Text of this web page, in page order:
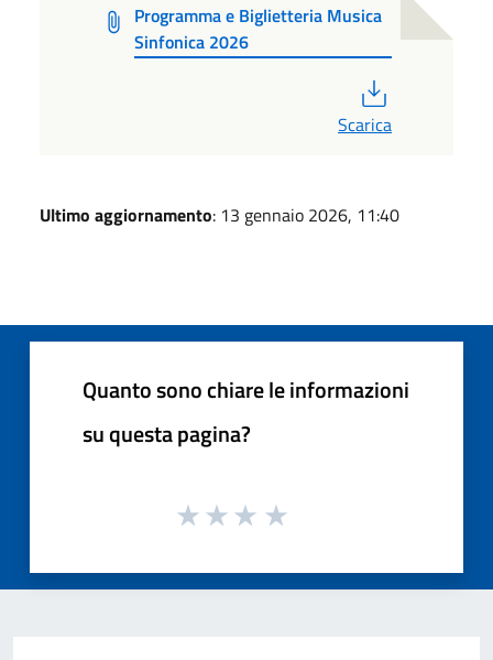
Programma e Biglietteria Musica
Sinfonica 2026
Scarica
Ultimo aggiornamento: 13 gennaio 2026, 11:40
Quanto sono chiare le informazioni
su questa pagina?